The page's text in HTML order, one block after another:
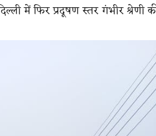
में फिर प्रदूषण स्तर गंभीर श्रेणी